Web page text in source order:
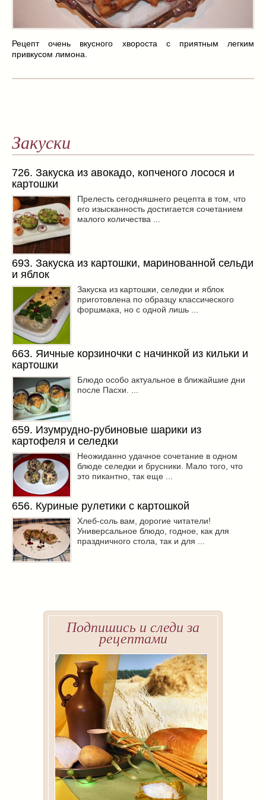
Масленица(17)
торты (12)
запекаем(11)
разное(6)
салаты
(11)
соусы(1)
Супы(1)
тушеное(3)
Заначка на зиму!(29)
Грибы(5)
Напитки(3)
Овощные заготовки(11)
Сладкие заготовки
Поговорим о(19)
конкурсы
продуктах(2)
разном(9)
Постные рецепты
Праздничные блюда
(21)
8 марта(1)
День всех влюбленных(3)
мужские даты(1)
Новогоднее меню
Пасха
Рецепт очень вкусного хвороста с приятным легким
привкусом лимона.
Закуски
726. Закуска из авокадо, копченого лосося и
картошки
Прелесть сегодняшнего рецепта в том, что
его изысканность достигается сочетанием
малого количества ...
693. Закуска из картошки, маринованной сельди
и яблок
Закуска из картошки, селедки и яблок
приготовлена по образцу классического
форшмака, но с одной лишь ...
663. Яичные корзиночки с начинкой из кильки и
картошки
Блюдо особо актуальное в ближайшие дни
после Пасхи. ...
659. Изумрудно-рубиновые шарики из
картофеля и селедки
Неожиданно удачное сочетание в одном
блюде селедки и брусники. Мало того, что
это пикантно, так еще ...
656. Куриные рулетики с картошкой
Хлеб-соль вам, дорогие читатели!
Универсальное блюдо, годное, как для
праздничного стола, так и для ...
Подпишись и следи за
рецептами